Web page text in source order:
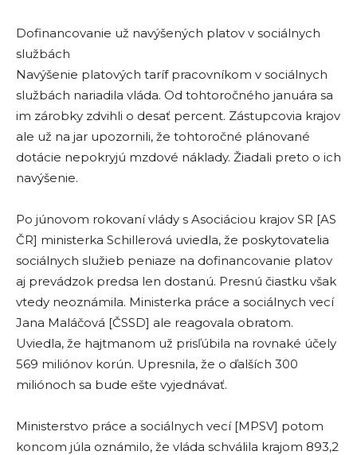
Dofinancovanie už navýšených platov v sociálnych
službách
Navýšenie platových taríf pracovníkom v sociálnych
službách nariadila vláda. Od tohtoročného januára sa
im zárobky zdvihli o desať percent. Zástupcovia krajov
ale už na jar upozornili, že tohtoročné plánované
dotácie nepokryjú mzdové náklady. Žiadali preto o ich
navýšenie.
Po júnovom rokovaní vlády s Asociáciou krajov SR [AS
ČR] ministerka Schillerová uviedla, že poskytovatelia
sociálnych služieb peniaze na dofinancovanie platov
aj prevádzok predsa len dostanú. Presnú čiastku však
vtedy neoznámila. Ministerka práce a sociálnych vecí
Jana Maláčová [ČSSD] ale reagovala obratom.
Uviedla, že hajtmanom už prisľúbila na rovnaké účely
569 miliónov korún. Upresnila, že o ďalších 300
miliónoch sa bude ešte vyjednávať.
Ministerstvo práce a sociálnych vecí [MPSV] potom
koncom júla oznámilo, že vláda schválila krajom 893,2